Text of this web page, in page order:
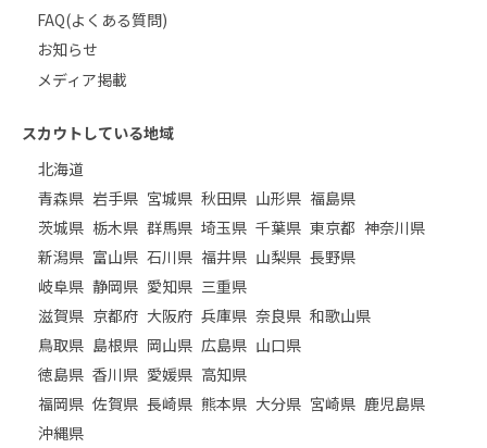
FAQ(よくある質問)
お知らせ
メディア掲載
スカウトしている地域
北海道
青森県 岩手県 宮城県 秋田県 山形県 福島県
茨城県 栃木県 群馬県 埼玉県 千葉県 東京都 神奈川県
新潟県 富山県 石川県 福井県 山梨県 長野県
岐阜県 静岡県 愛知県 三重県
滋賀県 京都府 大阪府 兵庫県 奈良県 和歌山県
鳥取県 島根県 岡山県 広島県 山口県
徳島県 香川県 愛媛県 高知県
福岡県 佐賀県 長崎県 熊本県 大分県 宮崎県 鹿児島県
沖縄県